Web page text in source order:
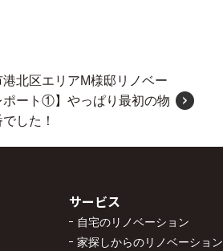
港北区エリアM様邸リノベー
ポート①】やっぱり最初の物
した！
サービス
自宅のリノベーション
家探しからのリノベーション